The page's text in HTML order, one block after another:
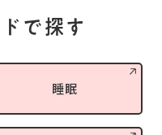
で探す
睡眠